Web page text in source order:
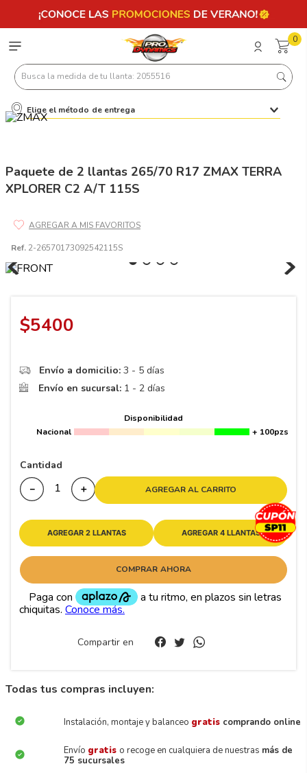
0
Busca la medida de tu llanta: 2055516
Elige el método de entrega
Paquete de 2 llantas 265/70 R17 ZMAX TERRA
XPLORER C2 A/T 115S
Ref. 2-26570173092542115S
$5400
Envío a domicilio: 3 - 5 días
Envío en sucursal: 1 - 2 días
Disponibilidad
Nacional
+ 100pzs
Cantidad
＋
－ AGREGAR AL CARRITO
AGREGAR 2 LLANTAS AGREGAR 4 LLANTAS
COMPRAR AHORA
Compartir en
Todas tus compras incluyen:
Instalación, montaje y balanceo gratis comprando online
Envío gratis o recoge en cualquiera de nuestras más de
75 sucursales
Términos más buscados
2
6 185